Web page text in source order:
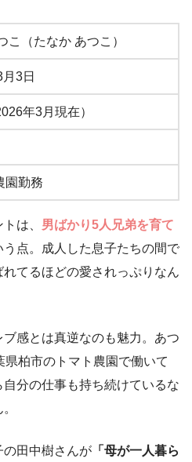
こ（たなか あつこ）
3日
年3月現在）
園勤務
は、 男ばかり5人兄弟を育て
う点。成人した息子たちの間で
てるほどの愛されっぷりなん
感とは真逆なのも魅力。あつ
柏市のトマト農園で働いて
分の仕事も持ち続けているな
の田中樹さんが 「母が一人暮ら